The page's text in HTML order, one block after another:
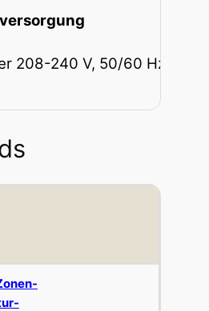
208-240 V, 50/60 Hz,